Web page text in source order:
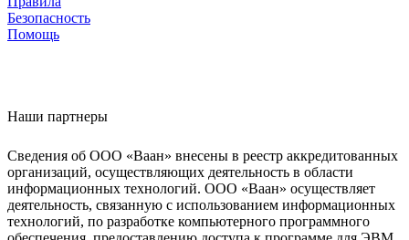
Безопасность
Помощь
Наши партнеры
Сведения об ООО «Ваан» внесены в реестр аккредитованных
организаций, осуществляющих деятельность в области
информационных технологий. ООО «Ваан» осуществляет
деятельность, связанную с использованием информационных
технологий, по разработке компьютерного программного